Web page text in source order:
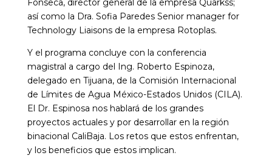
Fonseca, director general de la empresa Quarkss;
así como la Dra. Sofia Paredes Senior manager for
Technology Liaisons de la empresa Rotoplas.
Y el programa concluye con la conferencia
magistral a cargo del Ing. Roberto Espinoza,
delegado en Tijuana, de la Comisión Internacional
de Límites de Agua México-Estados Unidos (CILA).
El Dr. Espinosa nos hablará de los grandes
proyectos actuales y por desarrollar en la región
binacional CaliBaja. Los retos que estos enfrentan,
y los beneficios que estos implican.